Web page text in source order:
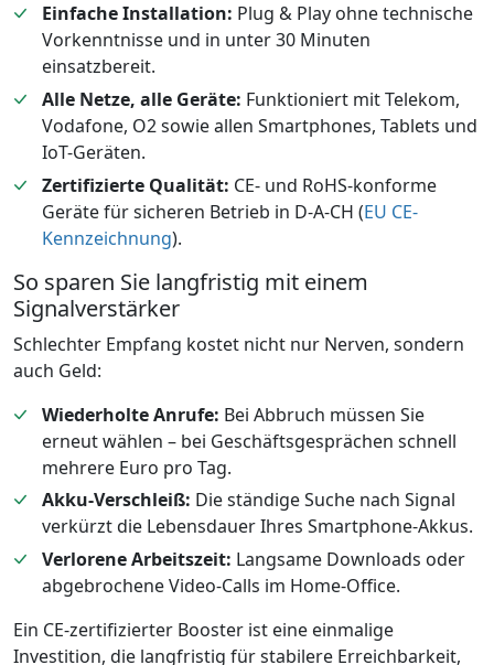
Einfache Installation: Plug & Play ohne technische
Vorkenntnisse und in unter 30 Minuten
einsatzbereit.
Alle Netze, alle Geräte: Funktioniert mit Telekom,
Vodafone, O2 sowie allen Smartphones, Tablets und
IoT-Geräten.
Zertifizierte Qualität: CE- und RoHS-konforme
Geräte für sicheren Betrieb in D-A-CH (EU CE-
Kennzeichnung).
So sparen Sie langfristig mit einem
Signalverstärker
Schlechter Empfang kostet nicht nur Nerven, sondern
auch Geld:
Wiederholte Anrufe: Bei Abbruch müssen Sie
erneut wählen – bei Geschäftsgesprächen schnell
mehrere Euro pro Tag.
Akku-Verschleiß: Die ständige Suche nach Signal
verkürzt die Lebensdauer Ihres Smartphone-Akkus.
Verlorene Arbeitszeit: Langsame Downloads oder
abgebrochene Video-Calls im Home-Office.
Ein CE-zertifizierter Booster ist eine einmalige
Investition, die langfristig für stabilere Erreichbarkeit,